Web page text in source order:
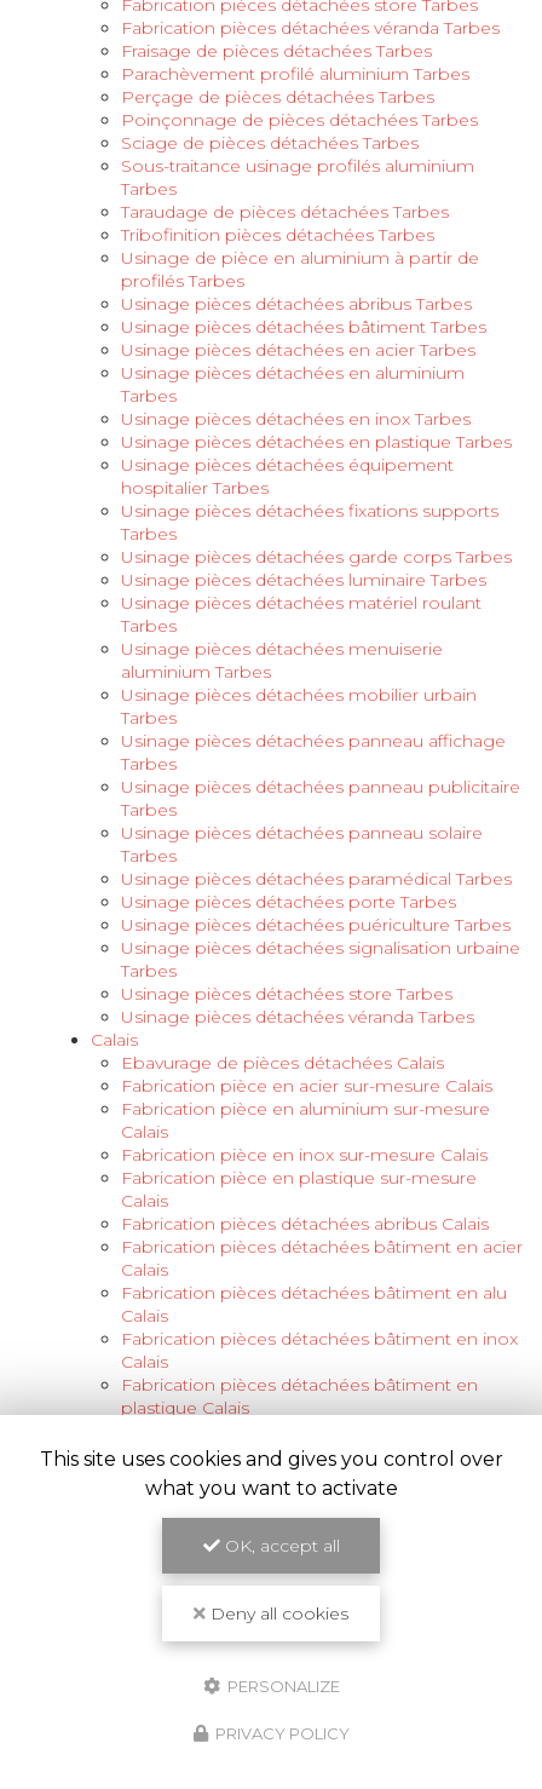
Fabrication pièces détachées store Tarbes
Fabrication pièces détachées véranda Tarbes
Fraisage de pièces détachées Tarbes
Parachèvement profilé aluminium Tarbes
Perçage de pièces détachées Tarbes
Poinçonnage de pièces détachées Tarbes
Sciage de pièces détachées Tarbes
Sous-traitance usinage profilés aluminium
Tarbes
Taraudage de pièces détachées Tarbes
Tribofinition pièces détachées Tarbes
Usinage de pièce en aluminium à partir de
profilés Tarbes
Usinage pièces détachées abribus Tarbes
Usinage pièces détachées bâtiment Tarbes
Usinage pièces détachées en acier Tarbes
Usinage pièces détachées en aluminium
Tarbes
Usinage pièces détachées en inox Tarbes
Usinage pièces détachées en plastique Tarbes
Usinage pièces détachées équipement
hospitalier Tarbes
Usinage pièces détachées fixations supports
Tarbes
Usinage pièces détachées garde corps Tarbes
Usinage pièces détachées luminaire Tarbes
Usinage pièces détachées matériel roulant
Tarbes
Usinage pièces détachées menuiserie
aluminium Tarbes
Usinage pièces détachées mobilier urbain
Tarbes
Usinage pièces détachées panneau affichage
Tarbes
Usinage pièces détachées panneau publicitaire
Tarbes
Usinage pièces détachées panneau solaire
Tarbes
Usinage pièces détachées paramédical Tarbes
Usinage pièces détachées porte Tarbes
Usinage pièces détachées puériculture Tarbes
Usinage pièces détachées signalisation urbaine
Tarbes
Usinage pièces détachées store Tarbes
Usinage pièces détachées véranda Tarbes
Calais
Ebavurage de pièces détachées Calais
Fabrication pièce en acier sur-mesure Calais
Fabrication pièce en aluminium sur-mesure
Calais
Fabrication pièce en inox sur-mesure Calais
Fabrication pièce en plastique sur-mesure
Calais
Fabrication pièces détachées abribus Calais
Fabrication pièces détachées bâtiment en acier
Calais
Fabrication pièces détachées bâtiment en alu
Calais
Fabrication pièces détachées bâtiment en inox
Calais
Fabrication pièces détachées bâtiment en
plastique Calais
hospitalier Calais
Fabrication pièces détachées fixations
supports Calais
Fabrication pièces détachées garde corps
Fabrication pièces détachées luminaire Calais
Fabrication pièces détachées matériel roulant
Fabrication pièces détachées menuiserie
Fabrication pièces détachées mobilier urbain
Fabrication pièces détachées panneau
This site uses cookies and gives you control over
what you want to activate
OK, accept all
Deny all cookies
PERSONALIZE
PRIVACY POLICY